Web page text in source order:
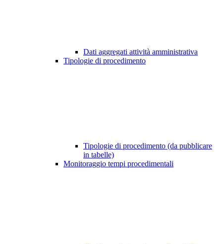
Dati aggregati attività amministrativa
Tipologie di procedimento
Tipologie di procedimento (da pubblicare
in tabelle)
Monitoraggio tempi procedimentali